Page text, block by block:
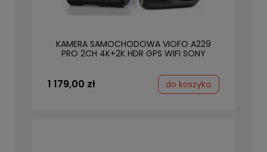
KAMERA SAMOCHODOWA VIOFO A229
PRO 2CH 4K+2K HDR GPS WIFI SONY
1 179,00 zł do koszyka